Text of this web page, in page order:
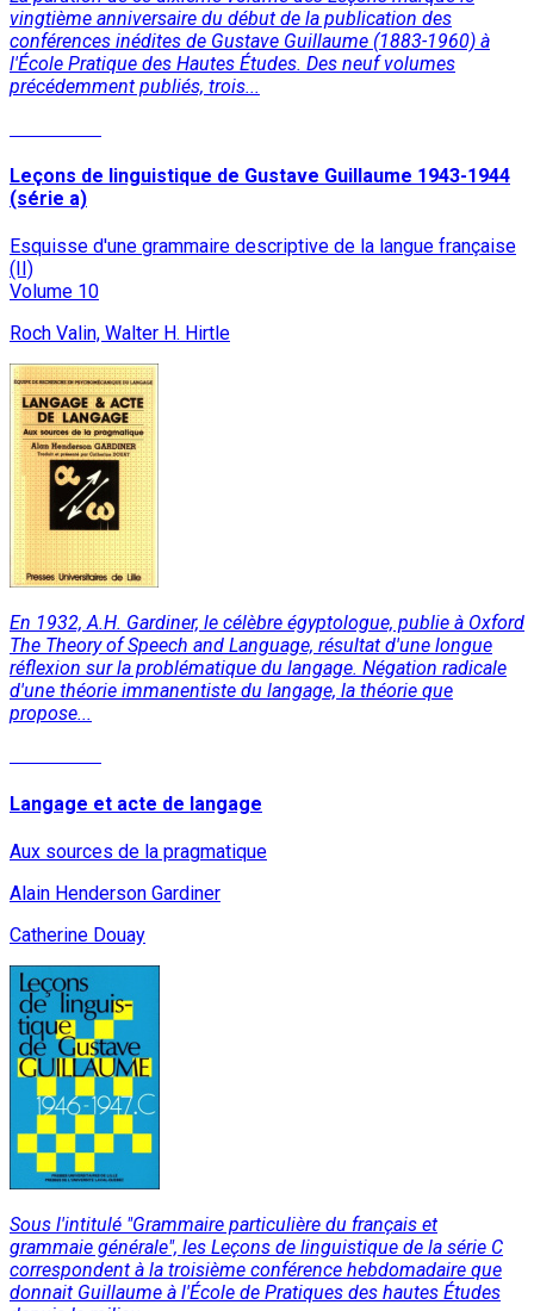
vingtième anniversaire du début de la publication des
conférences inédites de Gustave Guillaume (1883-1960) à
l'École Pratique des Hautes Études. Des neuf volumes
précédemment publiés, trois...
Leçons de linguistique de Gustave Guillaume 1943-1944
(série a)
Esquisse d'une grammaire descriptive de la langue française
(II)
Volume 10
Roch Valin, Walter H. Hirtle
En 1932, A.H. Gardiner, le célèbre égyptologue, publie à Oxford
The Theory of Speech and Language, résultat d'une longue
réflexion sur la problématique du langage. Négation radicale
d'une théorie immanentiste du langage, la théorie que
propose...
Langage et acte de langage
Aux sources de la pragmatique
Alain Henderson Gardiner
Catherine Douay
Sous l'intitulé "Grammaire particulière du français et
grammaie générale", les Leçons de linguistique de la série C
correspondent à la troisième conférence hebdomadaire que
donnait Guillaume à l'École de Pratiques des hautes Études